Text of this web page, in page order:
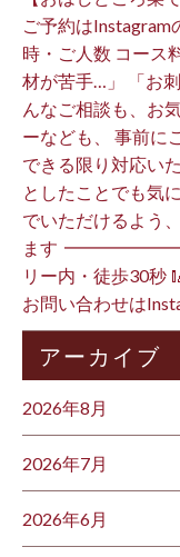
ご予約はInstagram
時・ご人数 コース
材が苦手…」 「お
んなご相談も、お
ーなども、 事前に
できる限り対応い
としたことでも気
でいただけるよう
ます️
リー内・徒歩30秒
お問い合わせは
アーカイブ
2026年8月
2026年7月
2026年6月